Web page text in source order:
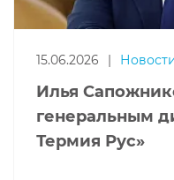
15.06.2026 |
Илья
генеральным
Термия Рус»